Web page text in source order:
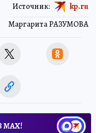
Маргарита РАЗУМОВА
Источник: kp.ru
МАХ!